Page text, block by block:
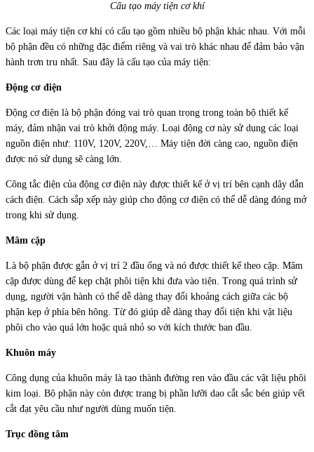
Cấu tạo máy tiện cơ khí
Các loại máy tiện cơ khí có cấu tạo gồm nhiều bộ phận khác nhau. Với mỗi
bộ phận đều có những đặc điểm riêng và vai trò khác nhau để đảm bảo vận
hành trơn tru nhất. Sau đây là cấu tạo của máy tiện:
Động cơ điện
Động cơ điện là bộ phận đóng vai trò quan trọng trong toàn bộ thiết kế
máy, đảm nhận vai trò khởi động máy. Loại động cơ này sử dụng các loại
nguồn điện như: 110V, 120V, 220V,… Máy tiện đời càng cao, nguồn điện
được nó sử dụng sẽ càng lớn.
Công tắc điện của động cơ điện này được thiết kế ở vị trí bên cạnh dây dẫn
cách điện. Cách sắp xếp này giúp cho động cơ điện có thể dễ dàng đóng mở
trong khi sử dụng.
Mâm cặp
Là bộ phận được gắn ở vị trí 2 đầu ống và nó được thiết kế theo cặp. Mâm
cặp được dùng để kẹp chặt phôi tiện khi đưa vào tiện. Trong quá trình sử
dụng, người vận hành có thể dễ dàng thay đổi khoảng cách giữa các bộ
phận kẹp ở phía bên hông. Từ đó giúp dễ dàng thay đổi tiện khi vật liệu
phôi cho vào quá lớn hoặc quá nhỏ so với kích thước ban đầu.
Khuôn máy
Công dụng của khuôn máy là tạo thành đường ren vào đầu các vật liệu phôi
kim loại. Bộ phận này còn được trang bị phần lưỡi dao cắt sắc bén giúp vết
cắt đạt yêu cầu như người dùng muốn tiện.
Trục đồng tâm